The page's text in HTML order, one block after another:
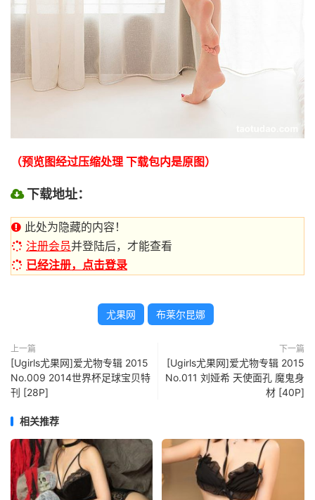
（预览图经过压缩处理 下载包内是原图）
下载地址：
此处为隐藏的内容！
注册会员并登陆后，才能查看
已经注册，点击登录
尤果网 布莱尔昆娜
上一篇
[Ugirls尤果网]爱尤物专辑 2015
No.009 2014世界杯足球宝贝特
刊 [28P]
下一篇
[Ugirls尤果网]爱尤物专辑 2015
No.011 刘娅希 天使面孔 魔鬼身
材 [40P]
相关推荐